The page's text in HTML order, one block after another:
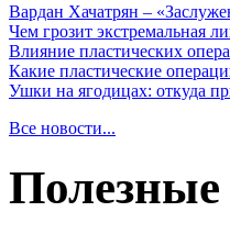
Вардан Хачатрян –
Чем грозит экстремальная
Влияние пластических
Какие пластические
Ушки на ягодицах: откуда
Все новости...
Полезные